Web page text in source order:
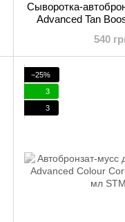
Сыворотка-
Advanced Tan
540
−25%
3
3